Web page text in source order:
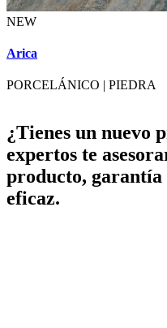
NEW
Arica
PORCELÁNICO | PIEDRA
¿Tienes un nuevo
expertos te
producto,
eficaz.